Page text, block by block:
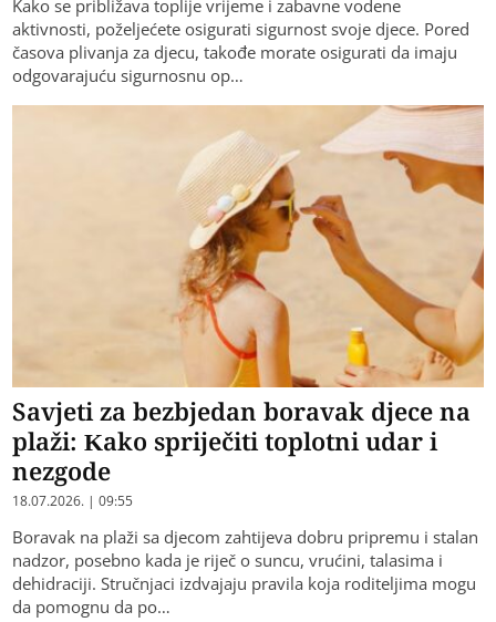
Kako se približava toplije vrijeme i zabavne vodene
aktivnosti, poželjećete osigurati sigurnost svoje djece. Pored
časova plivanja za djecu, takođe morate osigurati da imaju
odgovarajuću sigurnosnu op…
Savjeti za bezbjedan boravak djece na
plaži: Kako spriječiti toplotni udar i
nezgode
18.07.2026. | 09:55
Boravak na plaži sa djecom zahtijeva dobru pripremu i stalan
nadzor, posebno kada je riječ o suncu, vrućini, talasima i
dehidraciji. Stručnjaci izdvajaju pravila koja roditeljima mogu
da pomognu da po…